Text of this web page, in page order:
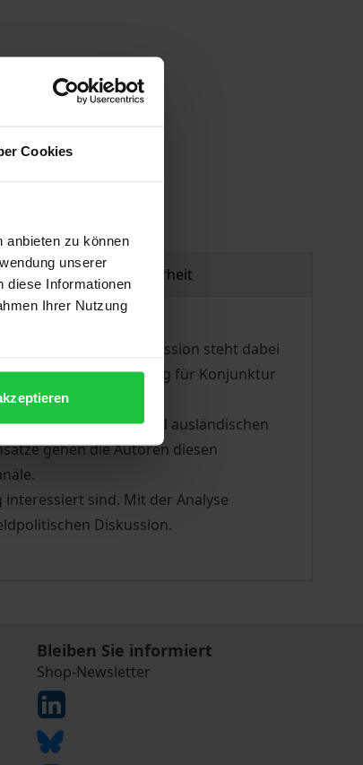
Cookies
anbieten zu können
unserer
diese Informationen
Ihrer Nutzung
Produktsicherheit
Diskussion steht dabei
ihre Verantwortung für Konjunktur
in- und ausländischen
gehen die Autoren diesen
sind. Mit der Analyse
Diskussion.
Bleiben Sie informiert
Shop-Newsletter